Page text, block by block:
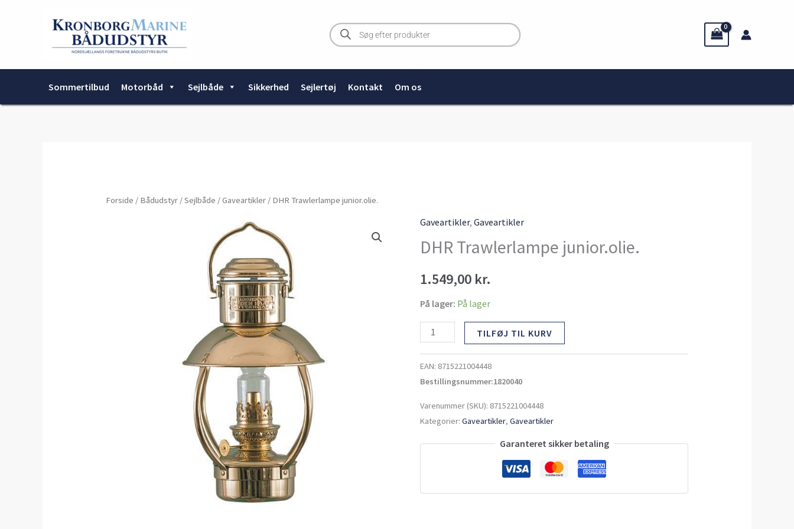
Products
search
Sommertilbud Motorbåd Sejlbåde Sikkerhed Sejlertøj Kontakt Om os
Forside / Bådudstyr/Sejlbåde /Gaveartikler/ DHR Trawlerlampe junior.olie.
Gaveartikler,Gaveartikler
DHR Trawlerlampe junior.olie.
1.549,00 kr.
På lager: På lager
Trawlerlampe
antal
TILFØJ TIL KURV
EAN: 8715221004448
Bestillingsnummer:1820040
Varenummer (SKU): 8715221004448
Kategorier:Gaveartikler,Gaveartikler
Garanteret sikker betaling